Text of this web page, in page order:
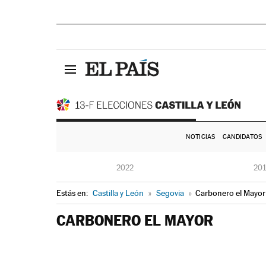
NOTICIAS CANDIDATOS
2022
Estás en: Castilla y León » Segovia » Carbonero el Mayor
CARBONERO EL MAYOR